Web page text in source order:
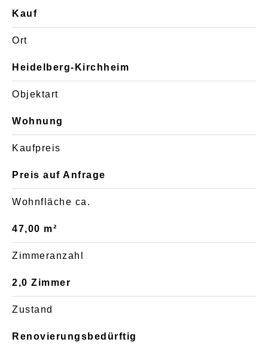
Kauf
Ort
Heidelberg-Kirchheim
Objektart
Wohnung
Kaufpreis
Preis auf Anfrage
Wohnfläche ca.
47,00 m²
Zimmeranzahl
2,0 Zimmer
Zustand
Renovierungsbedürftig